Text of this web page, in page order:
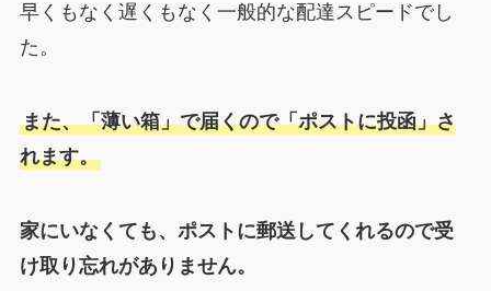
早くもなく遅くもなく一般的な配達スピードでし
た。
また、「薄い箱」で届くので「ポストに投函」さ
れます。
家にいなくても、ポストに郵送してくれるので受
け取り忘れがありません。